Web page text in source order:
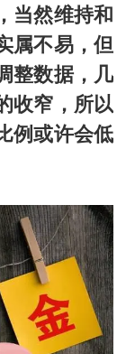
当然维持和
属不易，但
整数据，几
收窄，所以
例或许会低